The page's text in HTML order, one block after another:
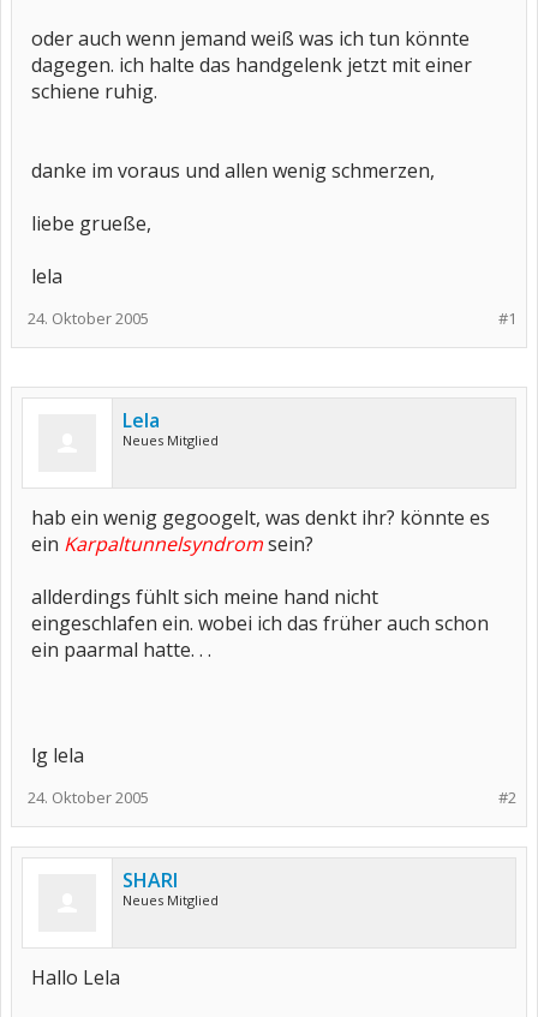
oder auch wenn jemand weiß was ich tun könnte
dagegen. ich halte das handgelenk jetzt mit einer
schiene ruhig.
danke im voraus und allen wenig schmerzen,
liebe grueße,
lela
#1
24. Oktober 2005
Lela
Neues Mitglied
hab ein wenig gegoogelt, was denkt ihr? könnte es
ein Karpaltunnelsyndromsein?
allderdings fühlt sich meine hand nicht
eingeschlafen ein. wobei ich das früher auch schon
ein paarmal hatte. . .
lg lela
#2
24. Oktober 2005
SHARI
Neues Mitglied
Hallo Lela